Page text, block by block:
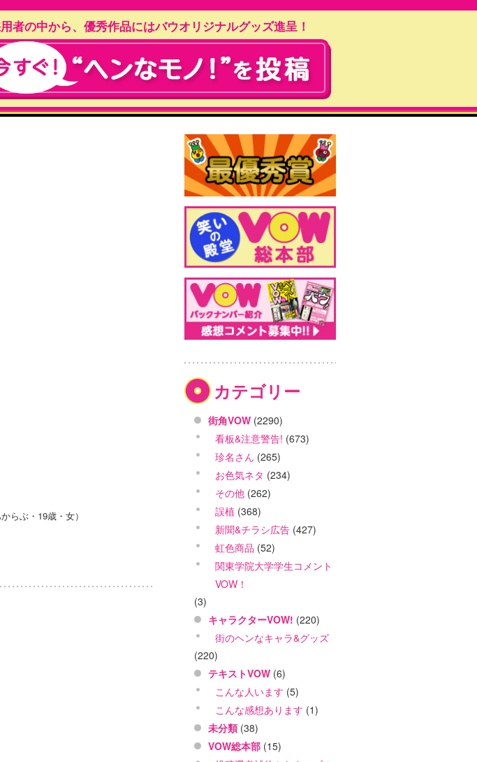
者の中から、優秀作品にはバウオリジナルグッズ進呈！
らぶ・19歳・女）
カテゴリー
街角VOW (2290)
看板&注意警告! (673)
珍名さん (265)
お色気ネタ (234)
その他 (262)
誤植 (368)
新聞&チラシ広告 (427)
虹色商品 (52)
関東学院大学学生コメント
VOW！
(3)
キャラクターVOW! (220)
街のヘンなキャラ&グッズ
(220)
テキストVOW (6)
こんな人います (5)
こんな感想あります (1)
未分類 (38)
VOW総本部 (15)